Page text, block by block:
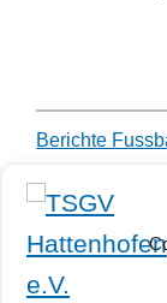
Berichte
Kontakt
TSGV
c/o